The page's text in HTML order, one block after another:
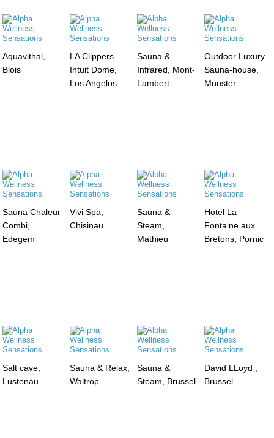
Aquavithal,
Blois
LA Clippers
Intuit Dome,
Los Angelos
Sauna &
Infrared, Mont-
Lambert
Outdoor Luxury
Sauna-house,
Münster
Sauna Chaleur
Combi,
Edegem
Vivi Spa,
Chisinau
Sauna &
Steam,
Mathieu
Hotel La
Fontaine aux
Bretons, Pornic
Salt cave,
Lustenau
Sauna & Relax,
Waltrop
Sauna &
Steam, Brussel
David LLoyd ,
Brussel